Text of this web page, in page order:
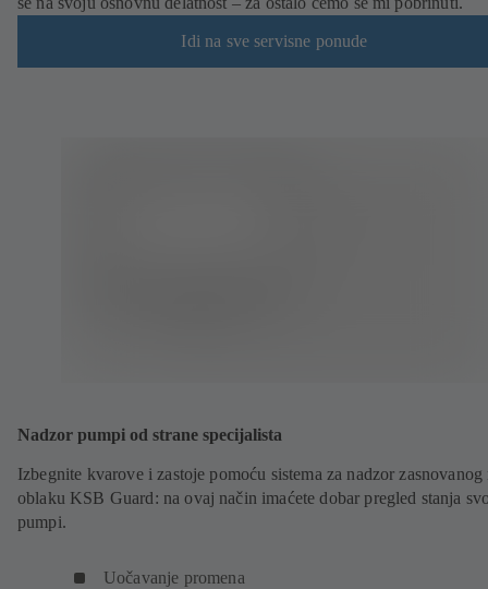
Idi na sve servisne ponude
Nadzor pumpi od strane specijalista
Izbegnite kvarove i zastoje pomoću sistema za nadzor zasnovanog
oblaku KSB Guard: na ovaj način imaćete dobar pregled stanja
pumpi.
Uočavanje promena